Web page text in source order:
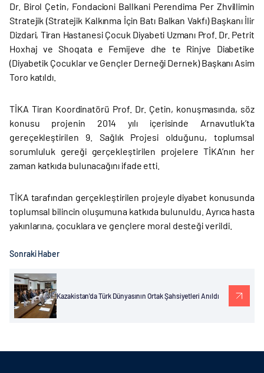
Dr. Birol Çetin, Fondacioni Ballkani Perendima Per Zhvillimin
Stratejik (Stratejik Kalkınma İçin Batı Balkan Vakfı) Başkanı İlir
Dizdari, Tiran Hastanesi Çocuk Diyabeti Uzmanı Prof. Dr. Petrit
Hoxhaj ve Shoqata e Femijeve dhe te Rinjve Diabetike
(Diyabetik Çocuklar ve Gençler Derneği Dernek) Başkanı Asim
Toro katıldı.
TİKA Tiran Koordinatörü Prof. Dr. Çetin, konuşmasında, söz
konusu projenin 2014 yılı içerisinde Arnavutluk’ta
gereçekleştirilen 9. Sağlık Projesi olduğunu, toplumsal
sorumluluk gereği gerçekleştirilen projelere TİKA’nın her
zaman katkıda bulunacağını ifade etti.
TİKA tarafından gerçekleştirilen projeyle diyabet konusunda
toplumsal bilincin oluşumuna katkıda bulunuldu. Ayrıca hasta
yakınlarına, çocuklara ve gençlere moral desteği verildi.
Sonraki Haber
Kazakistan'da Türk Dünyasının Ortak Şahsiyetleri Anıldı